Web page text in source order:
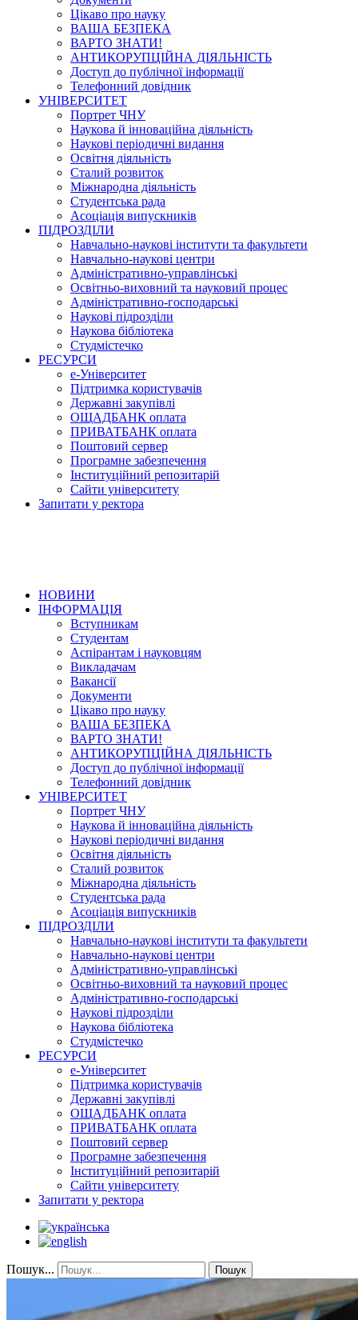
Цікаво про науку
ВАША БЕЗПЕКА
ВАРТО ЗНАТИ!
АНТИКОРУПЦІЙНА ДІЯЛЬНІСТЬ
Доступ до публічної інформації
Телефонний довідник
УНІВЕРСИТЕТ
Портрет ЧНУ
Наукова й інноваційна діяльність
Наукові періодичні видання
Освітня діяльність
Сталий розвиток
Міжнародна діяльність
Студентська рада
Асоціація випускників
ПІДРОЗДІЛИ
Навчально-наукові інститути та факультети
Навчально-наукові центри
Адміністративно-управлінські
Освітньо-виховний та науковий процес
Адміністративно-господарські
Наукові підрозділи
Наукова бібліотека
Студмістечко
РЕСУРСИ
е-Університет
Підтримка користувачів
Державні закупівлі
ОЩАДБАНК оплата
ПРИВАТБАНК оплата
Поштовий сервер
Програмне забезпечення
Інституційний репозитарій
Сайти університету
Запитати у ректора
НОВИНИ
ІНФОРМАЦІЯ
Вступникам
Студентам
Аспірантам і науковцям
Викладачам
Вакансії
Документи
Цікаво про науку
ВАША БЕЗПЕКА
ВАРТО ЗНАТИ!
АНТИКОРУПЦІЙНА ДІЯЛЬНІСТЬ
Доступ до публічної інформації
Телефонний довідник
УНІВЕРСИТЕТ
Портрет ЧНУ
Наукова й інноваційна діяльність
Наукові періодичні видання
Освітня діяльність
Сталий розвиток
Міжнародна діяльність
Студентська рада
Асоціація випускників
ПІДРОЗДІЛИ
Навчально-наукові інститути та факультети
Навчально-наукові центри
Адміністративно-управлінські
Освітньо-виховний та науковий процес
Адміністративно-господарські
Наукові підрозділи
Наукова бібліотека
Студмістечко
РЕСУРСИ
е-Університет
Підтримка користувачів
Державні закупівлі
ОЩАДБАНК оплата
ПРИВАТБАНК оплата
Поштовий сервер
Програмне забезпечення
Інституційний репозитарій
Сайти університету
Запитати у ректора
Пошук... Пошук